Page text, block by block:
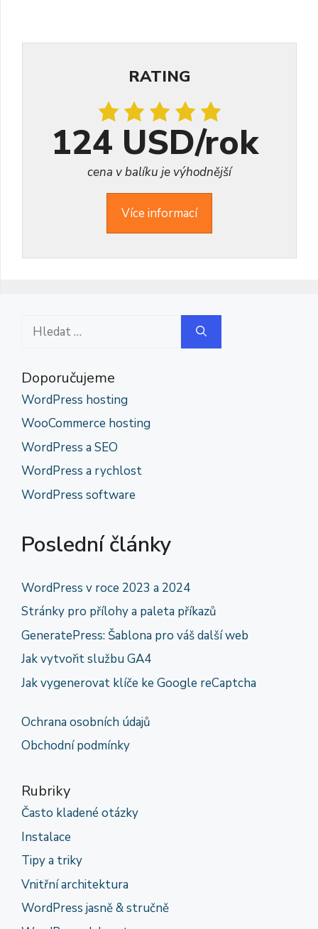
RATING
124 USD/rok
cena v balíku je výhodnější
Více informací
Hledat:
Doporučujeme
WordPress hosting
WooCommerce hosting
WordPress a SEO
WordPress a rychlost
WordPress software
Poslední články
WordPress v roce 2023 a 2024
Stránky pro přílohy a paleta příkazů
GeneratePress: Šablona pro váš další web
Jak vytvořit službu GA4
Jak vygenerovat klíče ke Google reCaptcha
Ochrana osobních údajů
Obchodní podmínky
Rubriky
Často kladené otázky
Instalace
Tipy a triky
Vnitřní architektura
WordPress jasně & stručně